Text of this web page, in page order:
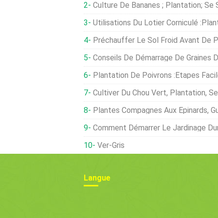
Culture De Bananes ; Plantation; Se
Utilisations Du Lotier Corniculé :planter Du Lotier
Préchauffer Le Sol Froid Avant De
Conseils De Démarrage De Graines
Plantation De Poivrons :étapes Faciles
Cultiver Du Chou Vert, Plantation,
Plantes Compagnes Aux Épinards,
Comment Démarrer Le Jardinage
Ver-Gris
Langue